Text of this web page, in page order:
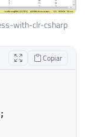
with-clr-csharp
Copiar
;